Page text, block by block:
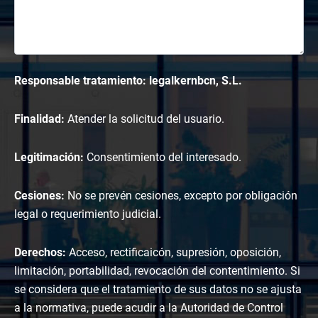
Responsable tratamiento: legalkernbcn, S.L.
Finalidad: Atender la solicitud del usuario.
Legitimación: Consentimiento del interesado.
Cesiones: No se prevén cesiones, excepto por obligación
legal o requerimiento judicial.
Derechos: Acceso, rectificaicón, supresión, oposición,
limitación, portabilidad, revocación del contentimiento. Si
se considera que el tratamiento de sus datos no se ajusta
a la normativa, puede acudir a la Autoridad de Control